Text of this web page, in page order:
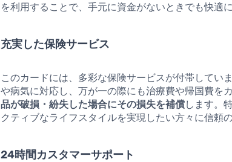
を利用することで、手元に資金がないときでも快適
充実した保険サービス
このカードには、多彩な保険サービスが付帯してい
や病気に対応し、万が一の際にも治療費や帰国費を
品が破損・紛失した場合にその損失を補償します。
クティブなライフスタイルを実現したい方々に信頼
24時間カスタマーサポート